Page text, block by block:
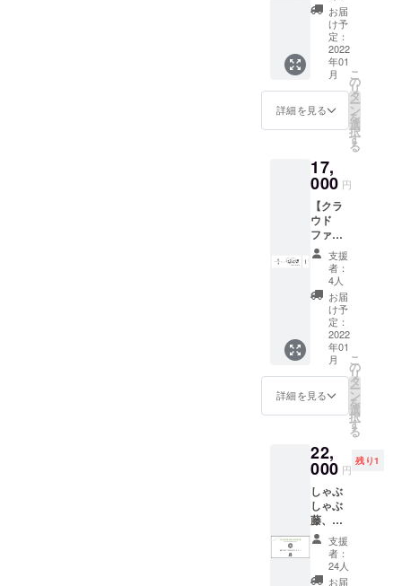
しゃぶ
藤店主
いつも
のウイ
スキー
ボトル
キープ
権 しゃ
ぶ藤店
主が愛
る、カ
ナディ
アンク
ラブを
ボトル
キープ
致しま
す。
（割り
水・炭
酸水は
無料と
させて
頂きま
す） ※
ボトル
キープ
2022年
6月まで
とさせ
て頂き
ます。
※お酒は
二十歳
を超え
てか
ら。
お届
け予
定：
2022
年01
月
詳細を見る
こ
の
リ
タ
ー
ン
を
選
択
す
る
17,
000 円
【クラ
ウド
ファン
ディン
グ限
定】
しゃぶ
しゃぶ
藤オリ
ジナル
クーポ
ン
3000円
分×6枚
利用可
能期
2022年
1月〜
2022年
6月末日
まで ※
クーポ
ンは1グ
ループ1
会計に
つき1枚
支援
者：
4人
お届
け予
定：
2022
年01
月
詳細を見る
こ
の
リ
タ
ー
ン
を
選
択
す
る
22,
000 円
残り1
しゃぶ
しゃぶ
藤、新
店舗レ
セプ
ション
招待券
支援
者：
24人
お届